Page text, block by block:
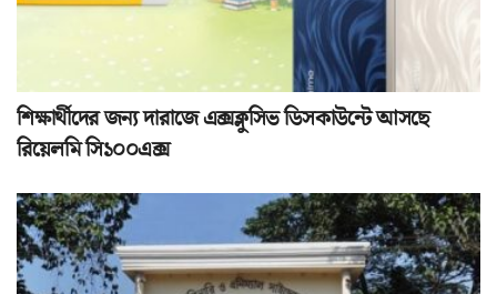
শিক্ষার্থীদের জন্য দারাজে এক্সক্লুসিভ ডিসকাউন্টে আসছে
রিয়েলমি সি১০০এক্স